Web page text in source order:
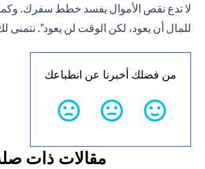
لا تدع نقص الأموال يفسد خطط سفرك.
للمال أن يعود، لكن الوقت لن يعود".
من فضلك أخبرنا عن انطباعك
مقالات ذات